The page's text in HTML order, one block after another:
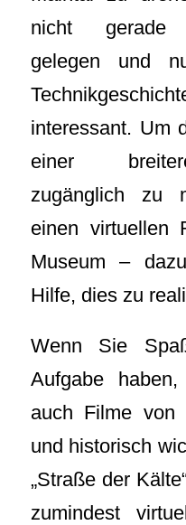
nicht gerade
gelegen und
interessant. Um
einer
zugänglich zu
einen virtuellen
Museum –
Hilfe, dies zu
Wenn Sie
Aufgabe
auch Filme von
und historisch
„Straße der
zumindest